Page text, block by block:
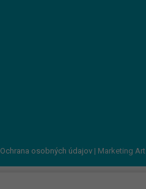
Ochrana osobných údajov | Marketing Art